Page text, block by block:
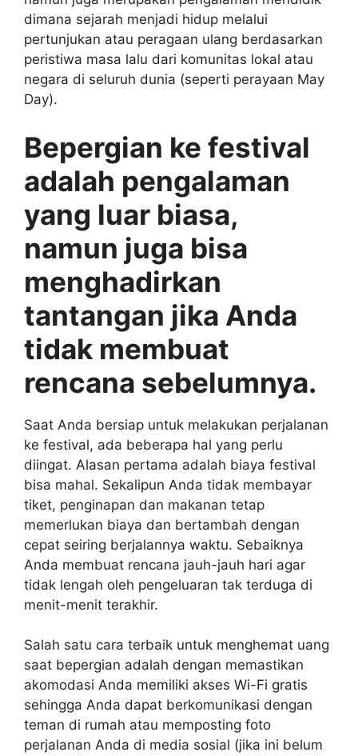
dimana sejarah menjadi hidup melalui
pertunjukan atau peragaan ulang berdasarkan
peristiwa masa lalu dari komunitas lokal atau
negara di seluruh dunia (seperti perayaan May
Day).
Bepergian ke festival
adalah pengalaman
yang luar biasa,
namun juga bisa
menghadirkan
tantangan jika Anda
tidak membuat
rencana sebelumnya.
Saat Anda bersiap untuk melakukan perjalanan
ke festival, ada beberapa hal yang perlu
diingat. Alasan pertama adalah biaya festival
bisa mahal. Sekalipun Anda tidak membayar
tiket, penginapan dan makanan tetap
memerlukan biaya dan bertambah dengan
cepat seiring berjalannya waktu. Sebaiknya
Anda membuat rencana jauh-jauh hari agar
tidak lengah oleh pengeluaran tak terduga di
menit-menit terakhir.
Salah satu cara terbaik untuk menghemat uang
saat bepergian adalah dengan memastikan
akomodasi Anda memiliki akses Wi-Fi gratis
sehingga Anda dapat berkomunikasi dengan
teman di rumah atau memposting foto
perjalanan Anda di media sosial (jika ini belum